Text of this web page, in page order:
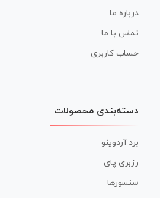
درباره ما
تماس با ما
حساب کاربری
دسته‌بندی محصولات
برد آردوینو
رزبری پای
سنسورها